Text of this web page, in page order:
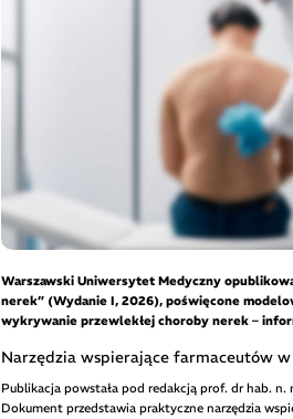
Warszawski Uniwersytet Medyczny
nerek” (Wydanie I, 2026), poświęcone
wykrywanie przewlekłej choroby nerek –
Narzędzia wspierające farmaceutów
Publikacja powstała pod redakcją prof. dr hab.
Dokument przedstawia praktyczne narzędzia